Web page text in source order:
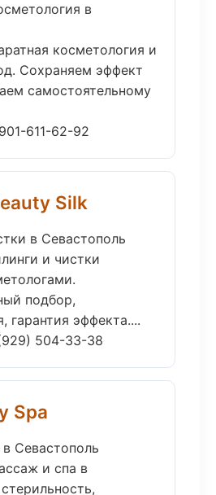
в
косметология и
Сохраняем эффект
самостоятельному
611-62-92
Silk
в Севастополь
и чистки
подбор,
гарантия эффекта....
504-33-38
Spa
Севастополь
и спа в